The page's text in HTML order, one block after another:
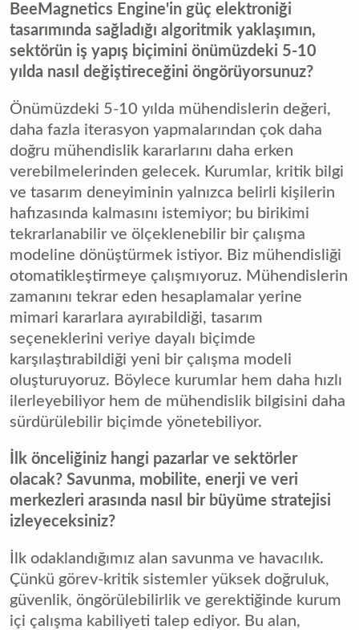
BeeMagnetics Engine'in güç elektroniği
tasarımında sağladığı algoritmik yaklaşımın,
sektörün iş yapış biçimini önümüzdeki 5-10
yılda nasıl değiştireceğini öngörüyorsunuz?
Önümüzdeki 5-10 yılda mühendislerin değeri,
daha fazla iterasyon yapmalarından çok daha
doğru mühendislik kararlarını daha erken
verebilmelerinden gelecek. Kurumlar, kritik bilgi
ve tasarım deneyiminin yalnızca belirli kişilerin
hafızasında kalmasını istemiyor; bu birikimi
tekrarlanabilir ve ölçeklenebilir bir çalışma
modeline dönüştürmek istiyor. Biz mühendisliği
otomatikleştirmeye çalışmıyoruz. Mühendislerin
zamanını tekrar eden hesaplamalar yerine
mimari kararlara ayırabildiği, tasarım
seçeneklerini veriye dayalı biçimde
karşılaştırabildiği yeni bir çalışma modeli
oluşturuyoruz. Böylece kurumlar hem daha hızlı
ilerleyebiliyor hem de mühendislik bilgisini daha
sürdürülebilir biçimde yönetebiliyor.
İlk önceliğiniz hangi pazarlar ve sektörler
olacak? Savunma, mobilite, enerji ve veri
merkezleri arasında nasıl bir büyüme stratejisi
izleyeceksiniz?
İlk odaklandığımız alan savunma ve havacılık.
Çünkü görev-kritik sistemler yüksek doğruluk,
güvenlik, öngörülebilirlik ve gerektiğinde kurum
içi çalışma kabiliyeti talep ediyor. Bu alan,